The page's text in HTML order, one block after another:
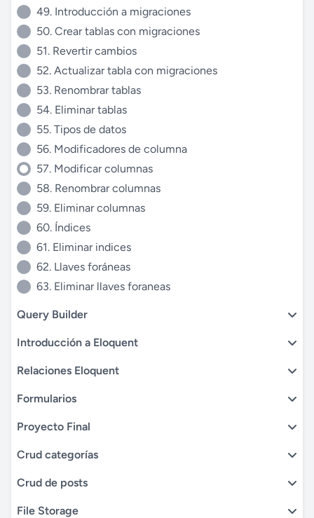
49. Introducción a migraciones
50. Crear tablas con migraciones
51. Revertir cambios
52. Actualizar tabla con migraciones
53. Renombrar tablas
54. Eliminar tablas
55. Tipos de datos
56. Modificadores de columna
57. Modificar columnas
58. Renombrar columnas
59. Eliminar columnas
60. Índices
61. Eliminar indices
62. Llaves foráneas
63. Eliminar llaves foraneas
Query Builder
Introducción a Eloquent
Relaciones Eloquent
Formularios
Proyecto Final
Crud categorías
Crud de posts
File Storage